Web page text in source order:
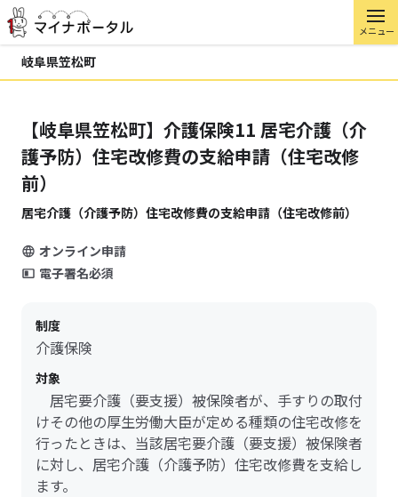
メニュー
岐阜県笠松町
【岐阜県笠松町】介護保険11 居宅介護（介
護予防）住宅改修費の支給申請（住宅改修
前）
居宅介護（介護予防）住宅改修費の支給申請（住宅改修前）
オンライン申請
電子署名必須
制度
介護保険
対象
居宅要介護（要支援）被保険者が、手すりの取付
けその他の厚生労働大臣が定める種類の住宅改修を
行ったときは、当該居宅要介護（要支援）被保険者
に対し、居宅介護（介護予防）住宅改修費を支給し
ます。